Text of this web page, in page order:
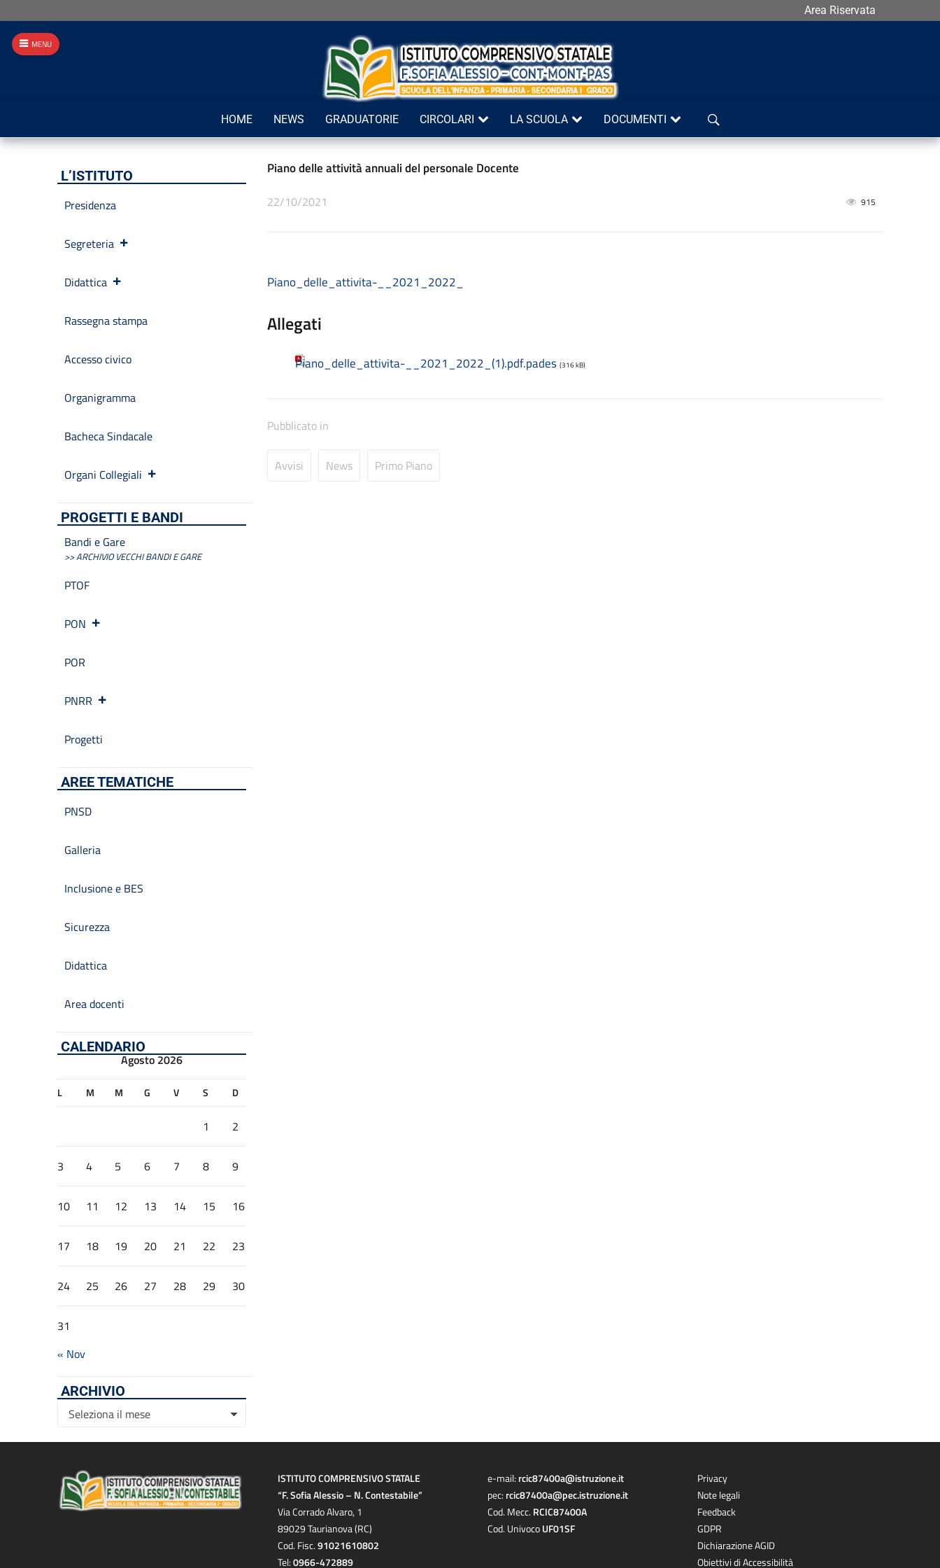
Area Riservata
Cerca
HOME NEWS GRADUATORIE CIRCOLARI LA SCUOLA DOCUMENTI
Piano delle attività annuali del personale Docente
22/10/2021 915
Piano_delle_attivita-__2021_2022_
Allegati
Piano_delle_attivita-__2021_2022_(1).pdf.pades (316 kB)
Pubblicato in
Avvisi News Primo Piano
L’ISTITUTO
Presidenza
Segreteria
Didattica
Rassegna stampa
Accesso civico
Organigramma
Bacheca Sindacale
Organi Collegiali
PROGETTI E BANDI
Bandi e Gare
>> ARCHIVIO VECCHI BANDI E GARE
PTOF
PON
POR
PNRR
Progetti
AREE TEMATICHE
PNSD
Galleria
Inclusione e BES
Sicurezza
Didattica
Area docenti
CALENDARIO
Agosto 2026
L M M G V S D
1 2
3 4 5 6 7 8 9
10 11 12 13 14 15 16
17 18 19 20 21 22 23
24 25 26 27 28 29 30
31
« Nov
ARCHIVIO
Archivio
Seleziona il mese
ISTITUTO COMPRENSIVO STATALE
“F. Sofia Alessio – N. Contestabile”
Via Corrado Alvaro, 1
89029 Taurianova (RC)
Cod. Fisc.91021610802
Tel:0966-472889
e-mail: rcic87400a@istruzione.it
pec: rcic87400a@pec.istruzione.it
Cod. Mecc. RCIC87400A
Cod. UnivocoUF01SF
Privacy
Note legali
Feedback
GDPR
Dichiarazione AGID
Obiettivi di Accessibilità
MENU